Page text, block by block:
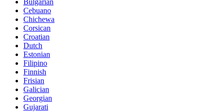
Cebuano
Chichewa
Corsican
Croatian
Dutch
Estonian
Filipino
Finnish
Frisian
Galician
Georgian
Gujarati